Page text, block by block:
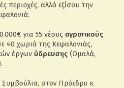
περιοχές, αλλά εξίσου την
για 55 νέους αγροτικούς
40 χωριά της Κεφαλονιάς,
έργων ύδρευσης (Ομαλά,
στον Πρόεδρο κ.